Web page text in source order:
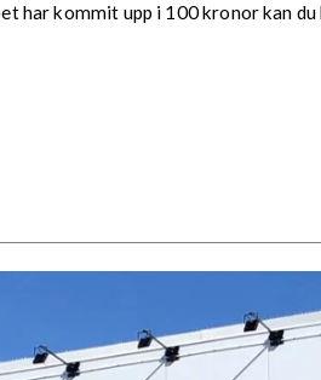
har kommit upp i 100 kronor kan